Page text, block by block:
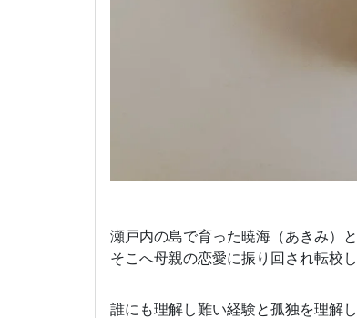
瀬戸内の島で育った暁海（あきみ）と
そこへ母親の恋愛に振り回され転校
誰にも理解し難い経験と孤独を理解